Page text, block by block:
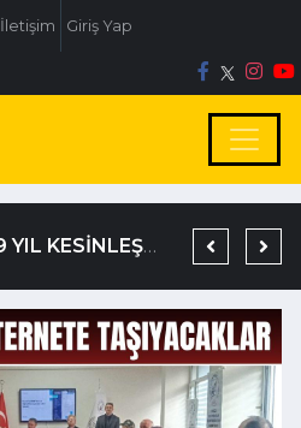
İletişim Giriş Yap
19 YIL KESİNLEŞMİŞ HAPİS CEZASIYLA ARANIYORDU